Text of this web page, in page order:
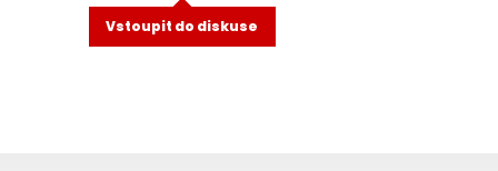
Vstoupit do diskuse